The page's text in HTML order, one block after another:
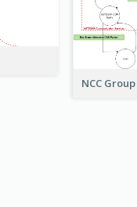
NCC